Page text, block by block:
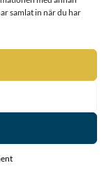
samlat in när du har